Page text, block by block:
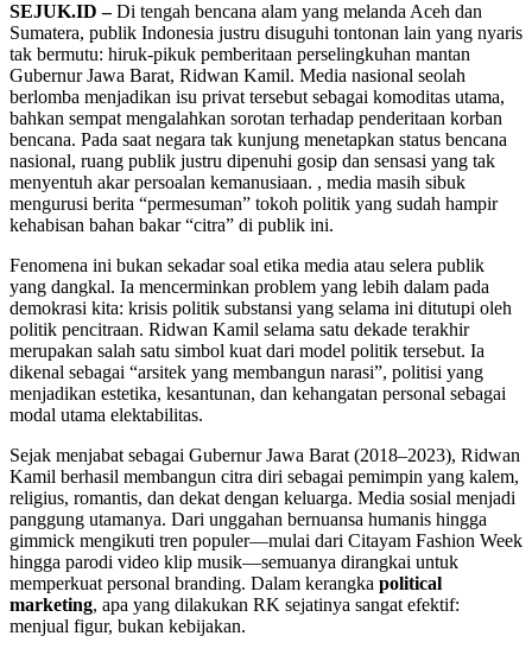
SEJUK.ID –Di tengah bencana alam yang melanda Aceh dan
Sumatera, publik Indonesia justru disuguhi tontonan lain yang nyaris
tak bermutu: hiruk-pikuk pemberitaan perselingkuhan mantan
Gubernur Jawa Barat, Ridwan Kamil. Media nasional seolah
berlomba menjadikan isu privat tersebut sebagai komoditas utama,
bahkan sempat mengalahkan sorotan terhadap penderitaan korban
bencana. Pada saat negara tak kunjung menetapkan status bencana
nasional, ruang publik justru dipenuhi gosip dan sensasi yang tak
menyentuh akar persoalan kemanusiaan. , media masih sibuk
mengurusi berita “permesuman” tokoh politik yang sudah hampir
kehabisan bahan bakar “citra” di publik ini.
Fenomena ini bukan sekadar soal etika media atau selera publik
yang dangkal. Ia mencerminkan problem yang lebih dalam pada
demokrasi kita: krisis politik substansi yang selama ini ditutupi oleh
politik pencitraan. Ridwan Kamil selama satu dekade terakhir
merupakan salah satu simbol kuat dari model politik tersebut. Ia
dikenal sebagai “arsitek yang membangun narasi”, politisi yang
menjadikan estetika, kesantunan, dan kehangatan personal sebagai
modal utama elektabilitas.
Sejak menjabat sebagai Gubernur Jawa Barat (2018–2023), Ridwan
Kamil berhasil membangun citra diri sebagai pemimpin yang kalem,
religius, romantis, dan dekat dengan keluarga. Media sosial menjadi
panggung utamanya. Dari unggahan bernuansa humanis hingga
gimmick mengikuti tren populer—mulai dari Citayam Fashion Week
hingga parodi video klip musik—semuanya dirangkai untuk
memperkuat personal branding. Dalam kerangka political
marketing, apa yang dilakukan RK sejatinya sangat efektif:
menjual figur, bukan kebijakan.